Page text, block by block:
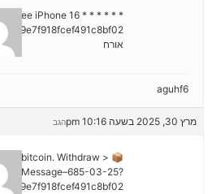
Claim Free iPhone 16 * * *
אורח
aguhf6
מרץ 30, 2025 בשעה 10:16 pm הגב
bitcoin. Withdraw >
Message–685-03-25?
📦